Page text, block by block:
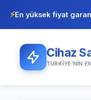
⚡En yüksek fiyat
Cihaz
TÜRKIYE'NIN